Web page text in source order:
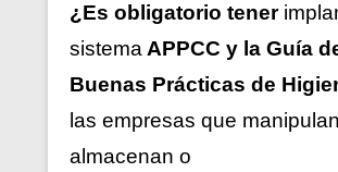
¿Es obligatorio tener
sistema APPCC y la Guía
Buenas Prácticas de
las empresas que
almacenan o